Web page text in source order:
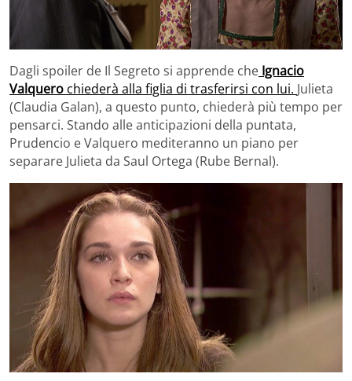
Dagli spoiler de Il Segreto si apprende che Ignacio
Valquero chiederà alla figlia di trasferirsi con lui. Julieta
(Claudia Galan), a questo punto, chiederà più tempo per
pensarci. Stando alle anticipazioni della puntata,
Prudencio e Valquero mediteranno un piano per
separare Julieta da Saul Ortega (Rube Bernal).